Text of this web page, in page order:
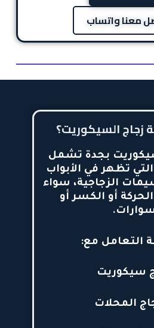
معنا واتساب
السيكوريت؟
بجدة تشمل
تظهر في الأبواب
الزجاجية، سواء
أو الكسر أو
التعامل مع:
سيكوريت
المحلات